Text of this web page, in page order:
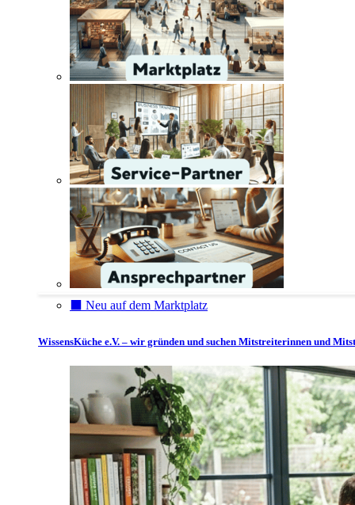
⬛️ Neu auf dem Marktplatz
WissensKüche e.V. – wir gründen und suchen Mitstreiterinnen und